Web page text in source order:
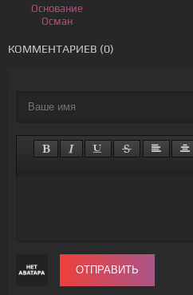
Основание
Осман
КОММЕНТАРИЕВ (0)
ОТПРАВИТЬ